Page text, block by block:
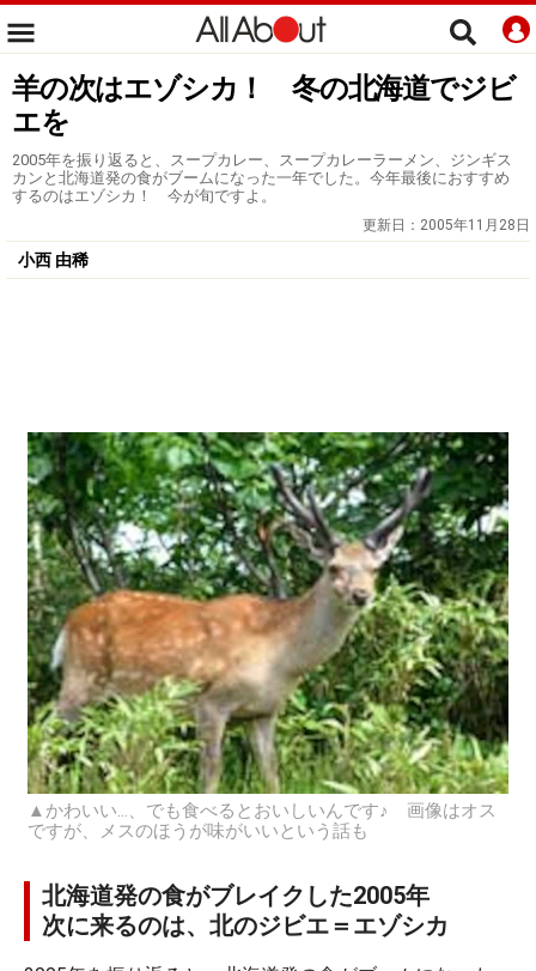
羊の次はエゾシカ！ 冬の北海道でジビ
エを
2005年を振り返ると、スープカレー、スープカレーラーメン、ジンギス
カンと北海道発の食がブームになった一年でした。今年最後におすすめ
するのはエゾシカ！ 今が旬ですよ。
更新日： 2005年11月28日
小西 由稀
▲かわいい…、でも食べるとおいしいんです♪ 画像はオス
ですが、メスのほうが味がいいという話も
北海道発の食がブレイクした2005年
次に来るのは、北のジビエ＝エゾシカ